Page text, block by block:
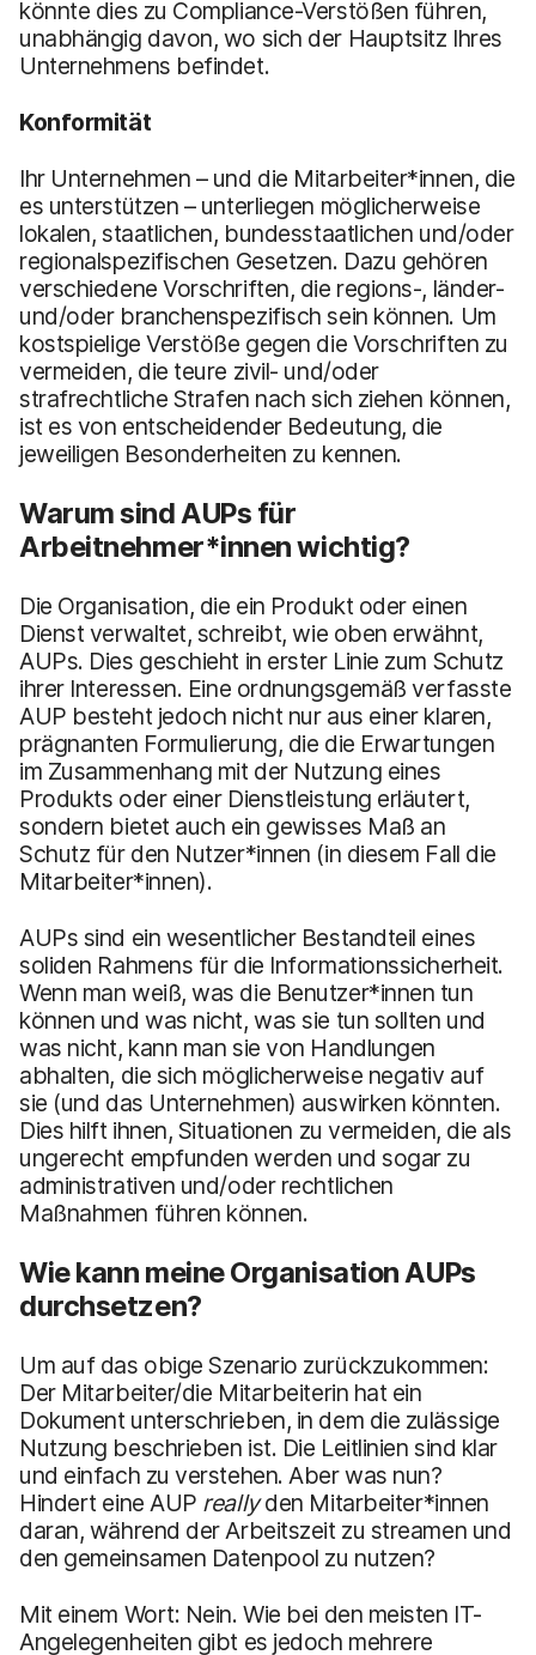
könnte dies zu Compliance-Verstößen führen,
unabhängig davon, wo sich der Hauptsitz Ihres
Unternehmens befindet.
Konformität
Ihr Unternehmen – und die Mitarbeiter*innen, die
es unterstützen – unterliegen möglicherweise
lokalen, staatlichen, bundesstaatlichen und/oder
regionalspezifischen Gesetzen. Dazu gehören
verschiedene Vorschriften, die regions-, länder-
und/oder branchenspezifisch sein können. Um
kostspielige Verstöße gegen die Vorschriften zu
vermeiden, die teure zivil- und/oder
strafrechtliche Strafen nach sich ziehen können,
ist es von entscheidender Bedeutung, die
jeweiligen Besonderheiten zu kennen.
Warum sind AUPs für
Arbeitnehmer*innen wichtig?
Die Organisation, die ein Produkt oder einen
Dienst verwaltet, schreibt, wie oben erwähnt,
AUPs. Dies geschieht in erster Linie zum Schutz
ihrer Interessen. Eine ordnungsgemäß verfasste
AUP besteht jedoch nicht nur aus einer klaren,
prägnanten Formulierung, die die Erwartungen
im Zusammenhang mit der Nutzung eines
Produkts oder einer Dienstleistung erläutert,
sondern bietet auch ein gewisses Maß an
Schutz für den Nutzer*innen (in diesem Fall die
Mitarbeiter*innen).
AUPs sind ein wesentlicher Bestandteil eines
soliden Rahmens für die Informationssicherheit.
Wenn man weiß, was die Benutzer*innen tun
können und was nicht, was sie tun sollten und
was nicht, kann man sie von Handlungen
abhalten, die sich möglicherweise negativ auf
sie (und das Unternehmen) auswirken könnten.
Dies hilft ihnen, Situationen zu vermeiden, die als
ungerecht empfunden werden und sogar zu
administrativen und/oder rechtlichen
Maßnahmen führen können.
Wie kann meine Organisation AUPs
durchsetzen?
Um auf das obige Szenario zurückzukommen:
Der Mitarbeiter/die Mitarbeiterin hat ein
Dokument unterschrieben, in dem die zulässige
Nutzung beschrieben ist. Die Leitlinien sind klar
und einfach zu verstehen. Aber was nun?
Hindert eine AUP reallyden Mitarbeiter*innen
daran, während der Arbeitszeit zu streamen und
den gemeinsamen Datenpool zu nutzen?
Mit einem Wort: Nein. Wie bei den meisten IT-
Angelegenheiten gibt es jedoch mehrere